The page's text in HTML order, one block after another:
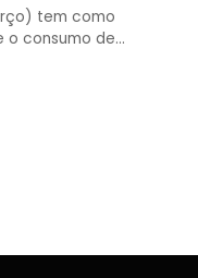
tem como
o consumo de…